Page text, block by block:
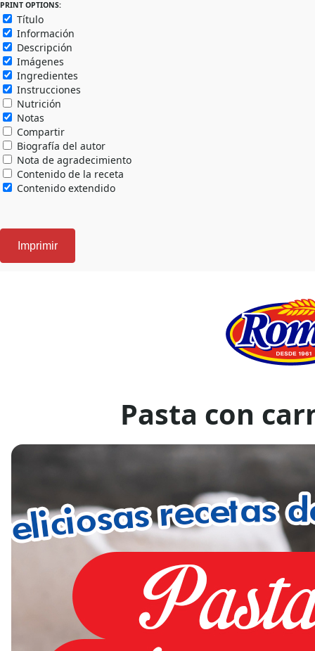
PRINT OPTIONS:
Título
Información
Descripción
Imágenes
Ingredientes
Instrucciones
Nutrición
Notas
Compartir
Biografía del autor
Nota de agradecimiento
Contenido de la receta
Contenido extendido
Imprimir
Pasta con